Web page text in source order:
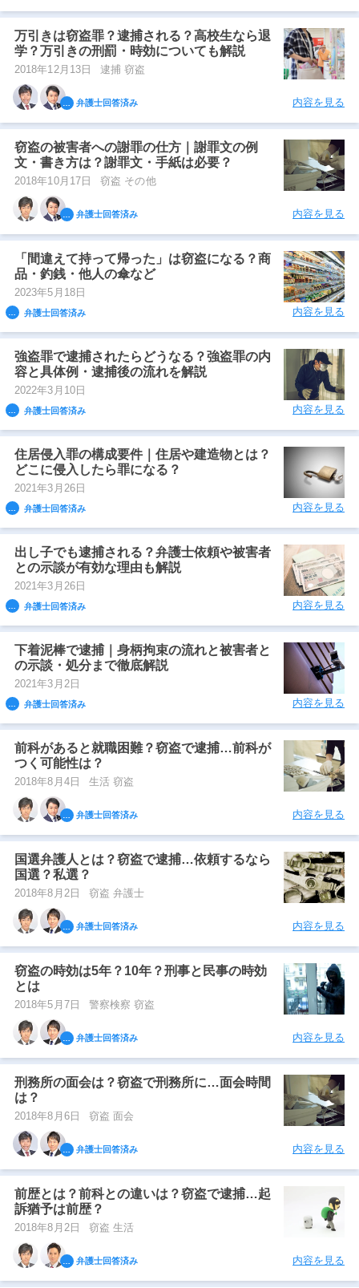
万引きは窃盗罪？逮捕される？高校生なら退
学？万引きの刑罰・時効についても解説
2018年12月13日 逮捕 窃盗
弁護士回答済み 内容を見る
窃盗の被害者への謝罪の仕方｜謝罪文の例
文・書き方は？謝罪文・手紙は必要？
2018年10月17日 窃盗 その他
弁護士回答済み 内容を見る
「間違えて持って帰った」は窃盗になる？商
品・釣銭・他人の傘など
2023年5月18日
弁護士回答済み 内容を見る
強盗罪で逮捕されたらどうなる？強盗罪の内
容と具体例・逮捕後の流れを解説
2022年3月10日
弁護士回答済み 内容を見る
住居侵入罪の構成要件｜住居や建造物とは？
どこに侵入したら罪になる？
2021年3月26日
弁護士回答済み 内容を見る
出し子でも逮捕される？弁護士依頼や被害者
との示談が有効な理由も解説
2021年3月26日
弁護士回答済み 内容を見る
下着泥棒で逮捕｜身柄拘束の流れと被害者と
の示談・処分まで徹底解説
2021年3月2日
弁護士回答済み 内容を見る
前科があると就職困難？窃盗で逮捕…前科が
つく可能性は？
2018年8月4日 生活 窃盗
弁護士回答済み 内容を見る
国選弁護人とは？窃盗で逮捕…依頼するなら
国選？私選？
2018年8月2日 窃盗 弁護士
弁護士回答済み 内容を見る
窃盗の時効は5年？10年？刑事と民事の時効
とは
2018年5月7日 警察検察 窃盗
弁護士回答済み 内容を見る
刑務所の面会は？窃盗で刑務所に…面会時間
は？
2018年8月6日 窃盗 面会
弁護士回答済み 内容を見る
前歴とは？前科との違いは？窃盗で逮捕…起
訴猶予は前歴？
2018年8月2日 窃盗 生活
弁護士回答済み 内容を見る